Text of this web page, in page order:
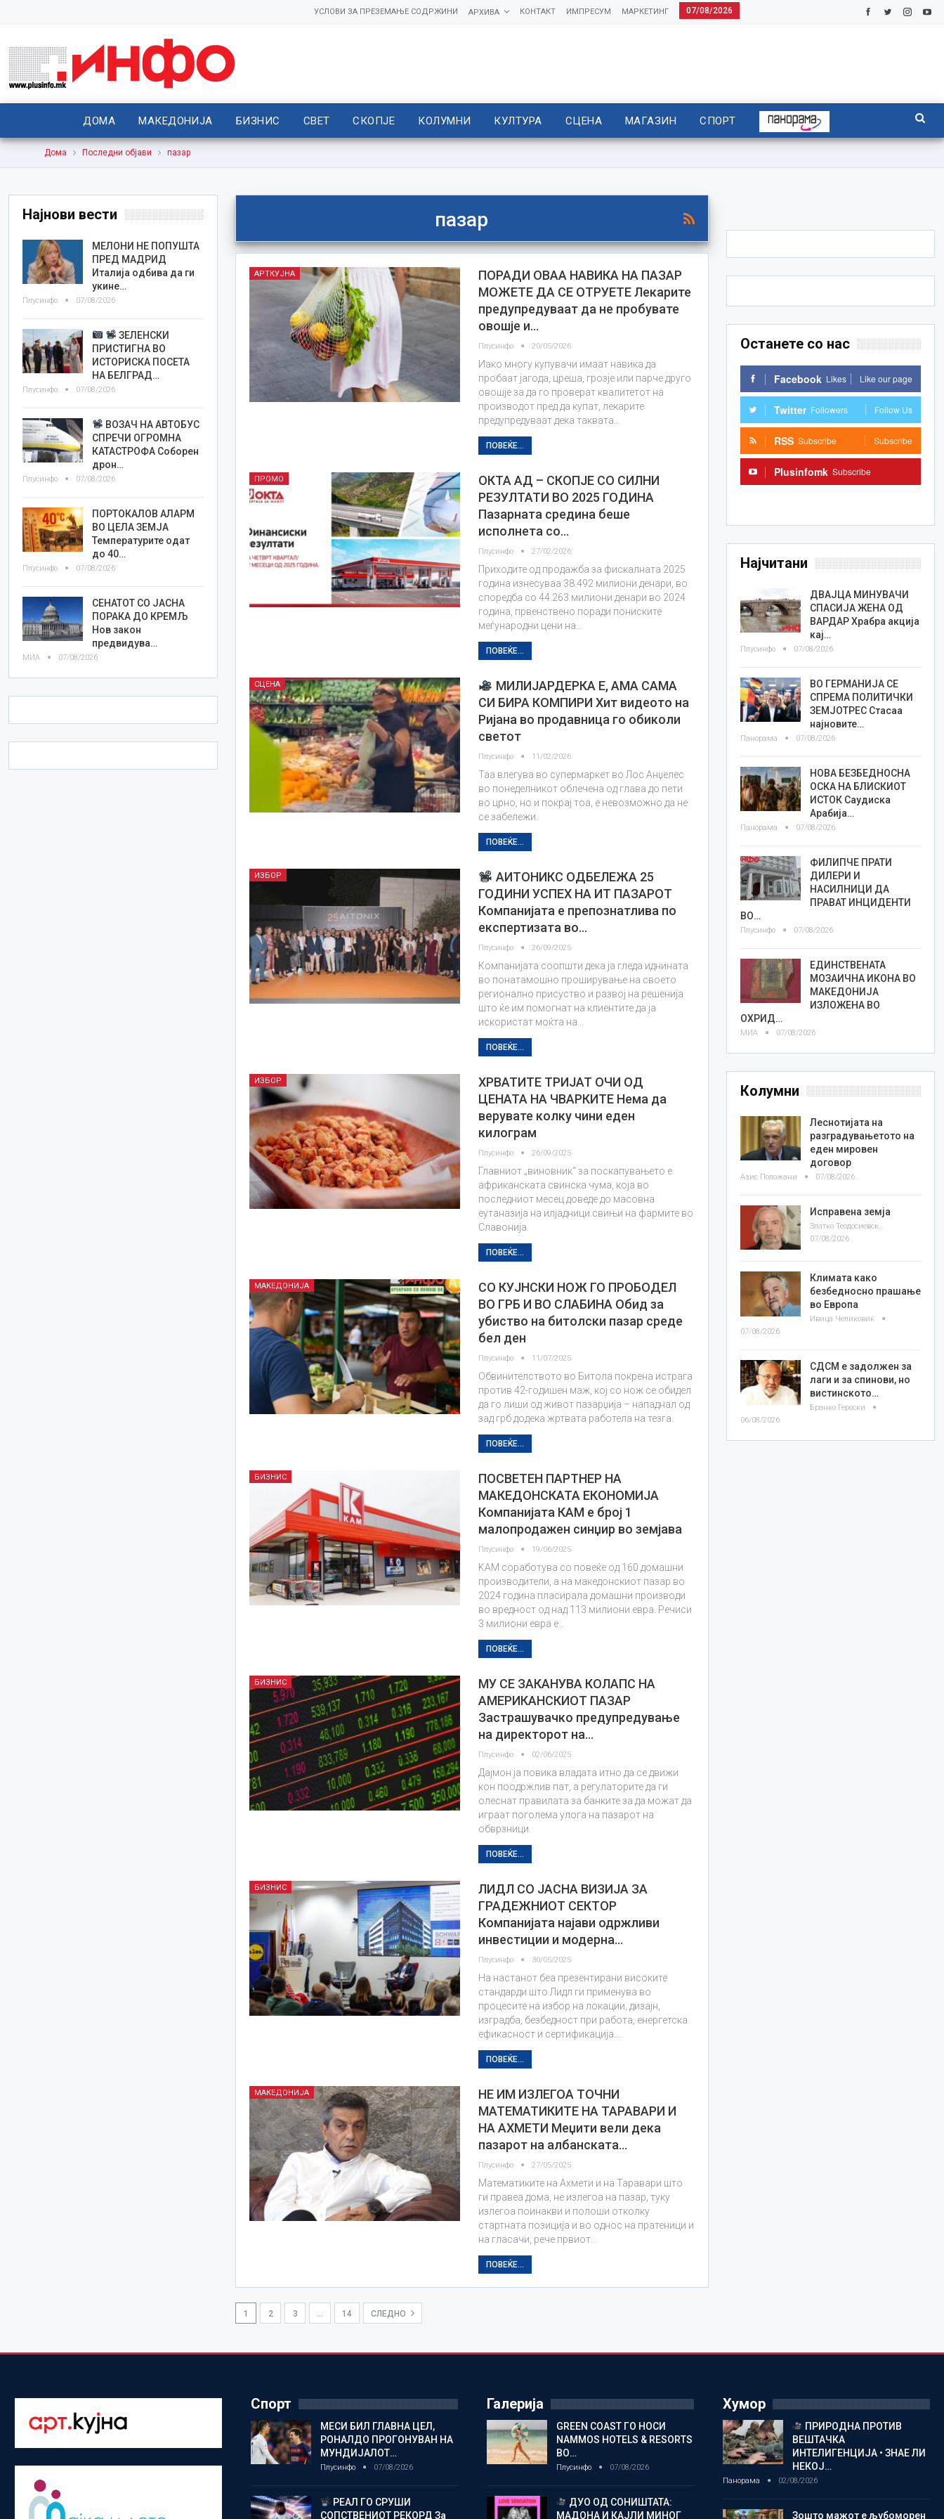
07/08/2026
МАРКЕТИНГ
ИМПРЕСУМ
КОНТАКТ
АРХИВА
УСЛОВИ ЗА ПРЕЗЕМАЊЕ СОДРЖИНИ
ДОМА МАКЕДОНИЈА БИЗНИС СВЕТ СКОПЈЕ КОЛУМНИ КУЛТУРА СЦЕНА МАГАЗИН СПОРТ
Дома Последни објави пазар
пазар
АРТКУЈНА
ПОРАДИ ОВАА НАВИКА НА ПАЗАР
МОЖЕТЕ ДА СЕ ОТРУЕТЕ Лекарите
предупредуваат да не пробувате
овошје и…
Плусинфо 20/05/2026
Иако многу купувачи имаат навика да
пробаат јагода, цреша, грозје или парче друго
овошје за да го проверат квалитетот на
производот пред да купат, лекарите
предупредуваат дека таквата…
ПОВЕЌЕ...
ПРОМО
ОКТА АД – СКОПЈЕ СО СИЛНИ
РЕЗУЛТАТИ ВО 2025 ГОДИНА
Пазарната средина беше
исполнета со…
Плусинфо 27/02/2026
Приходите од продажба за фискалната 2025
година изнесуваа 38.492 милиони денари, во
споредба со 44.263 милиони денари во 2024
година, првенствено поради пониските
меѓународни цени на…
ПОВЕЌЕ...
СЦЕНА
МИЛИЈАРДЕРКА Е, АМА САМА
СИ БИРА КОМПИРИ Хит видеото на
Ријана во продавница го обиколи
светот
Плусинфо 11/02/2026
Таа влегува во супермаркет во Лос Анџелес
во понеделникот облечена од глава до пети
во црно, но и покрај тоа, е невозможно да не
се забележи.
ПОВЕЌЕ...
ИЗБОР
АИТОНИКС ОДБЕЛЕЖА 25
ГОДИНИ УСПЕХ НА ИТ ПАЗАРОТ
Компанијата е препознатлива по
експертизата во…
Плусинфо 26/09/2025
Компанијата соопшти дека ја гледа иднината
во понатамошно проширување на своето
регионално присуство и развој на решенија
што ќе им помогнат на клиентите да ја
искористат моќта на…
ПОВЕЌЕ...
ИЗБОР
ХРВАТИТЕ ТРИЈАТ ОЧИ ОД
ЦЕНАТА НА ЧВАРКИТЕ Нема да
верувате колку чини еден
килограм
Плусинфо 26/09/2025
Главниот „виновник“ за поскапувањето е
африканската свинска чума, која во
последниот месец доведе до масовна
еутаназија на илјадници свињи на фармите во
Славонија.
ПОВЕЌЕ...
МАКЕДОНИЈА
СО КУЈНСКИ НОЖ ГО ПРОБОДЕЛ
ВО ГРБ И ВО СЛАБИНА Обид за
убиство на битолски пазар среде
бел ден
Плусинфо 11/07/2025
Обвинителството во Битола покрена истрага
против 42-годишен маж, кој со нож се обидел
да го лиши од живот пазарџија – нападнал од
зад грб додека жртвата работела на тезга.
ПОВЕЌЕ...
БИЗНИС
ПОСВЕТЕН ПАРТНЕР НА
МАКЕДОНСКАТА ЕКОНОМИЈА
Компанијата КАМ е број 1
малопродажен синџир во земјава
Плусинфо 19/06/2025
KAM соработува со повеќе од 160 домашни
производители, а на македонскиот пазар во
2024 година пласирала домашни производи
во вредност од над 113 милиони евра. Речиси
3 милиони евра е…
ПОВЕЌЕ...
БИЗНИС
МУ СЕ ЗАКАНУВА КОЛАПС НА
АМЕРИКАНСКИОТ ПАЗАР
Застрашувачко предупредување
на директорот на…
Плусинфо 02/06/2025
Дајмон ја повика владата итно да се движи
кон поодржлив пат, а регулаторите да ги
олеснат правилата за банките за да можат да
играат поголема улога на пазарот на
обврзници.
ПОВЕЌЕ...
БИЗНИС
ЛИДЛ СО ЈАСНА ВИЗИЈА ЗА
ГРАДЕЖНИОТ СЕКТОР
Компанијата најави одржливи
инвестиции и модерна…
Плусинфо 30/05/2025
На настанот беа презентирани високите
стандарди што Лидл ги применува во
процесите на избор на локации, дизајн,
изградба, безбедност при работа, енергетска
ефикасност и сертификација.…
ПОВЕЌЕ...
МАКЕДОНИЈА
НЕ ИМ ИЗЛЕГОА ТОЧНИ
МАТЕМАТИКИТЕ НА ТАРАВАРИ И
НА АХМЕТИ Меџити вели дека
пазарот на албанската…
Плусинфо 27/05/2025
Математиките на Ахмети и на Таравари што
ги правеа дома, не излегоа на пазар, туку
излегоа поинакви и полоши отколку
стартната позиција и во однос на пратеници и
на гласачи, рече првиот…
ПОВЕЌЕ...
1 2 3 … 14 СЛЕДНО
Останете со нас
Facebook Likes Like our page
Twitter Followers Follow Us
RSS Subscribe Subscribe
Plusinfomk Subscribe
Најчитани
ДВАЈЦА МИНУВАЧИ
СПАСИЈА ЖЕНА ОД
ВАРДАР Храбра акција
кај…
Плусинфо 07/08/2026
ВО ГЕРМАНИЈА СЕ
СПРЕМА ПОЛИТИЧКИ
ЗЕМЈОТРЕС Стасаа
најновите…
Панорама 07/08/2026
НОВА БЕЗБЕДНОСНА
ОСКА НА БЛИСКИОТ
ИСТОК Саудиска
Арабија…
Панорама 07/08/2026
ФИЛИПЧЕ ПРАТИ
ДИЛЕРИ И
НАСИЛНИЦИ ДА
ПРАВАТ ИНЦИДЕНТИ
ВО…
Плусинфо 07/08/2026
ЕДИНСТВЕНАТА
МОЗАИЧНА ИКОНА ВО
МАКЕДОНИЈА
ИЗЛОЖЕНА ВО
ОХРИД…
МИА 07/08/2026
Колумни
Леснотијата на
разградувањетото на
еден мировен
договор
Азис Положани 07/08/2026
Исправена земја
Златко Теодосиевски
07/08/2026
Климата како
безбедносно прашање
во Европа
Ивица Челиковиќ
07/08/2026
СДСМ е задолжен за
лаги и за спинови, но
вистинското…
Бранко Героски
06/08/2026
Најнови вести
МЕЛОНИ НЕ ПОПУШТА
ПРЕД МАДРИД
Италија одбива да ги
укине…
Плусинфо 07/08/2026
ЗЕЛЕНСКИ
ПРИСТИГНА ВО
ИСТОРИСКА ПОСЕТА
НА БЕЛГРАД…
Плусинфо 07/08/2026
ВОЗАЧ НА АВТОБУС
СПРЕЧИ ОГРОМНА
КАТАСТРОФА Соборен
дрон…
Плусинфо 07/08/2026
ПОРТОКАЛОВ АЛАРМ
ВО ЦЕЛА ЗЕМЈА
Температурите одат
до 40…
Плусинфо 07/08/2026
СЕНАТОТ СО ЈАСНА
ПОРАКА ДО КРЕМЉ
Нов закон
предвидува…
МИА 07/08/2026
Спорт
МЕСИ БИЛ ГЛАВНА ЦЕЛ,
РОНАЛДО ПРОГОНУВАН НА
МУНДИЈАЛОТ…
Плусинфо 07/08/2026
РЕАЛ ГО СРУШИ
СОПСТВЕНИОТ РЕКОРД За
Галерија
GREEN COAST ГО НОСИ
NAMMOS HOTELS & RESORTS
ВО…
Плусинфо 07/08/2026
ДУО ОД СОНИШТАТА:
МАДОНА И КАЈЛИ МИНОГ
Хумор
ПРИРОДНА ПРОТИВ
ВЕШТАЧКА
ИНТЕЛИГЕНЦИЈА • ЗНАЕ ЛИ
НЕКОЈ…
Панорама 02/08/2026
Зошто мажот е љубоморен